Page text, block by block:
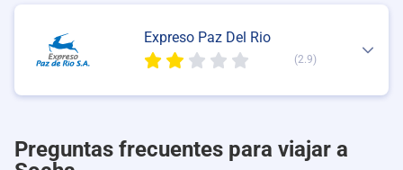
Expreso Paz Del Rio
(2.9)
Preguntas frecuentes para viajar a